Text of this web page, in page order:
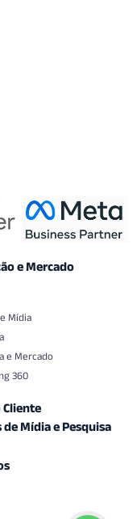
e Mercado
Mídia
e Mercado
360
Cliente
de Mídia e Pesquisa